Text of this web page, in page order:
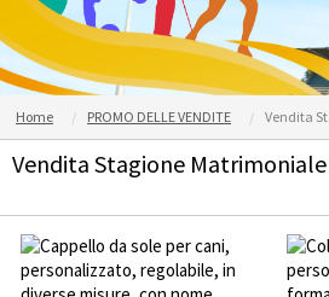
Home PROMO DELLE VENDITE Vendita
Vendita Stagione Matrimoniale